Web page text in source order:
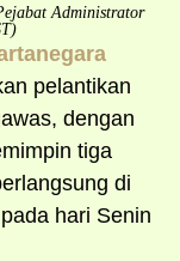
Administrator
pelantikan
dengan
tiga
di
hari Senin